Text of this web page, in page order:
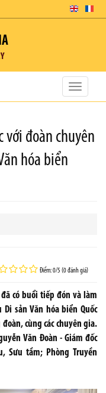
Toggle
với đoàn chuyên
hóa biển
Điểm: 0/5 (0 đánh giá)
có buổi tiếp đón và làm
sản Văn hóa biển Quốc
cùng các chuyên gia.
Văn Đoàn - Giám đốc
Sưu tầm; Phòng Truyền